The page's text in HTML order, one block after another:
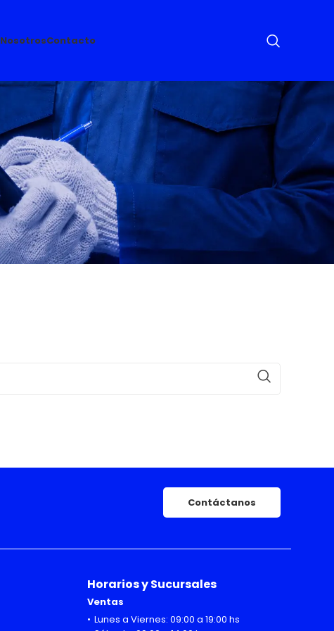
NosotrosContacto
Contáctanos
Horarios y Sucursales
Ventas
Lunes a Viernes: 09:00 a 19:00 hs